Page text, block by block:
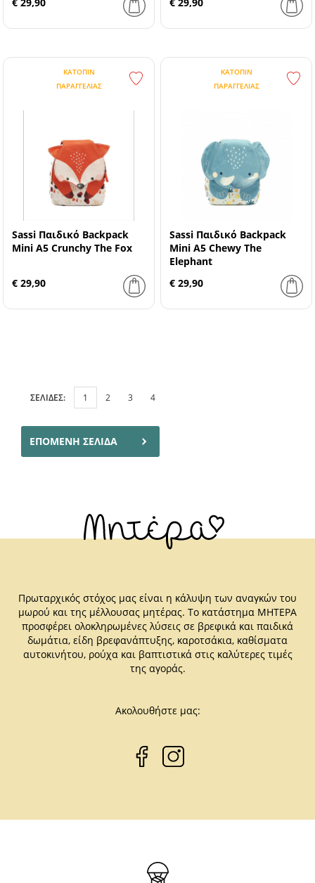
ΚΑΤΌΠΙΝ
ΠΑΡΑΓΓΕΛΊΑΣ
Sassi Παιδικό Backpack
Mini A5 Crunchy The Fox
€ 29,90
ΚΑΤΌΠΙΝ
ΠΑΡΑΓΓΕΛΊΑΣ
Sassi Παιδικό Backpack
Mini A5 Chewy The
Elephant
€ 29,90
ΣΕΛΙΔΕΣ: 1 2 3 4
ΕΠΟΜΕΝΗ ΣΕΛΙΔΑ
Πρωταρχικός στόχος μας είναι η κάλυψη των αναγκών του
μωρού και της μέλλουσας μητέρας. Το κατάστημα ΜΗΤΕΡΑ
προσφέρει ολοκληρωμένες λύσεις σε βρεφικά και παιδικά
δωμάτια, είδη βρεφανάπτυξης, καροτσάκια, καθίσματα
αυτοκινήτου, ρούχα και βαπτιστικά στις καλύτερες τιμές
της αγοράς.
Ακολουθήστε μας: